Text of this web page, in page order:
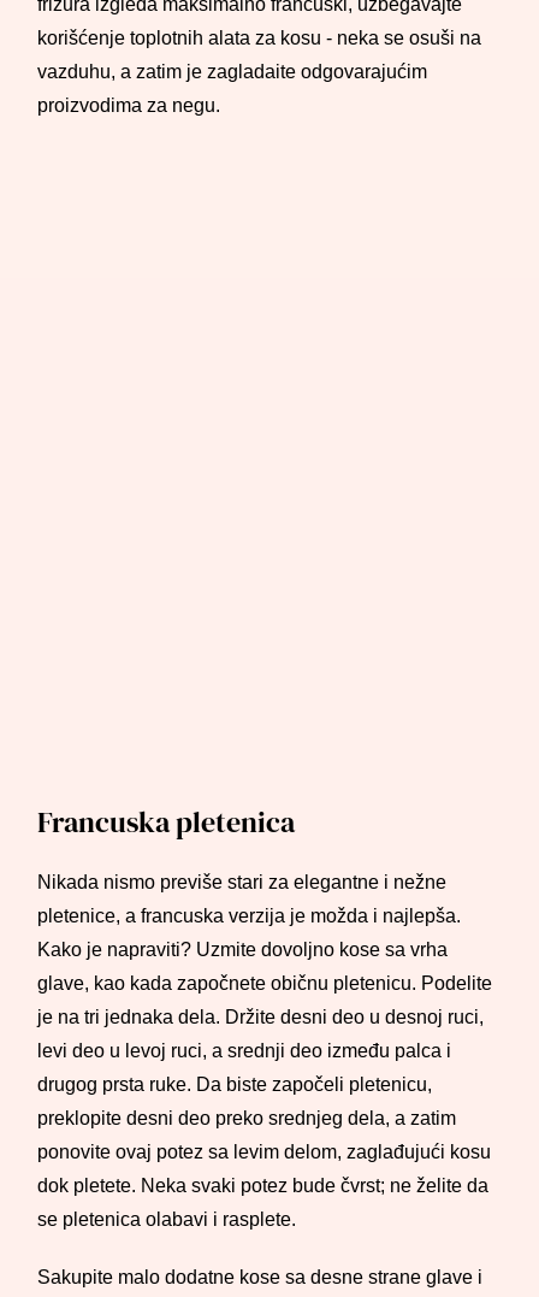
korišćenje toplotnih alata za kosu - neka se osuši na
vazduhu, a zatim je zagladaite odgovarajućim
proizvodima za negu.
Francuska pletenica
Nikada nismo previše stari za elegantne i nežne
pletenice, a francuska verzija je možda i najlepša.
Kako je napraviti? Uzmite dovoljno kose sa vrha
glave, kao kada započnete običnu pletenicu. Podelite
je na tri jednaka dela. Držite desni deo u desnoj ruci,
levi deo u levoj ruci, a srednji deo između palca i
drugog prsta ruke. Da biste započeli pletenicu,
preklopite desni deo preko srednjeg dela, a zatim
ponovite ovaj potez sa levim delom, zaglađujući kosu
dok pletete. Neka svaki potez bude čvrst; ne želite da
se pletenica olabavi i rasplete.
Sakupite malo dodatne kose sa desne strane glave i